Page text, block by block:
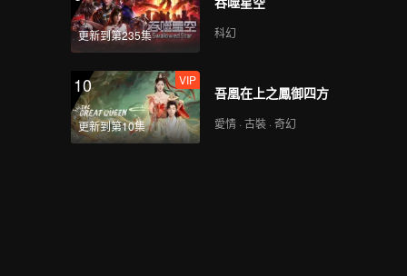
更新到第235集 科幻
10
更新到第10集
VIP
吾凰在上之鳳御四方
愛情 · 古裝 · 奇幻